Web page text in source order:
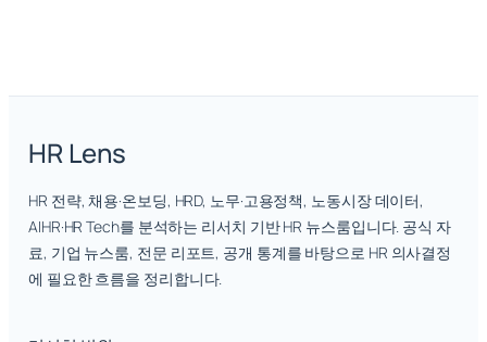
HR Lens
HR 전략, 채용·온보딩, HRD, 노무·고용정책, 노동시장 데이터,
AIHR·HR Tech를 분석하는 리서치 기반 HR 뉴스룸입니다. 공식 자
료, 기업 뉴스룸, 전문 리포트, 공개 통계를 바탕으로 HR 의사결정
에 필요한 흐름을 정리합니다.